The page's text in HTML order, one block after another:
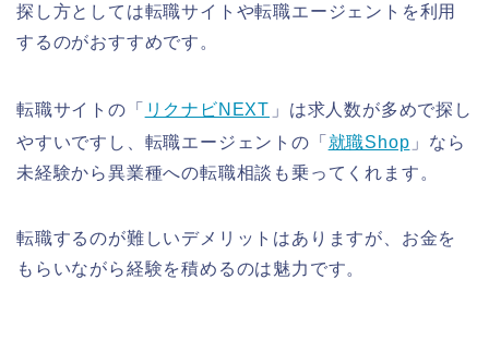
探し方としては転職サイトや転職エージェントを利用
するのがおすすめです。
転職サイトの「 リクナビNEXT 」は求人数が多めで探し
やすいですし、転職エージェントの「 就職Shop 」なら
未経験から異業種への転職相談も乗ってくれます。
転職するのが難しいデメリットはありますが、お金を
もらいながら経験を積めるのは魅力です。